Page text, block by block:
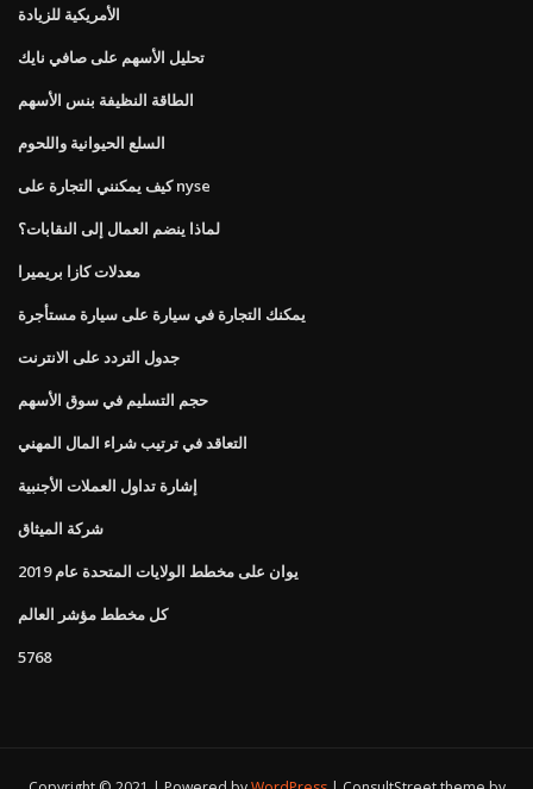
الأمريكية للزيادة
تحليل الأسهم على صافي نايك
الطاقة النظيفة بنس الأسهم
السلع الحيوانية واللحوم
كيف يمكنني التجارة على nyse
لماذا ينضم العمال إلى النقابات؟
معدلات كازا بريميرا
يمكنك التجارة في سيارة على سيارة مستأجرة
جدول التردد على الانترنت
حجم التسليم في سوق الأسهم
التعاقد في ترتيب شراء المال المهني
إشارة تداول العملات الأجنبية
شركة الميثاق
يوان على مخطط الولايات المتحدة عام 2019
كل مخطط مؤشر العالم
5768